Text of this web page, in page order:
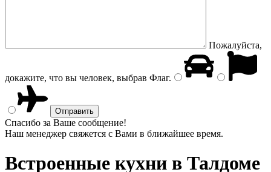
Пожалуйста,
докажите, что вы человек, выбрав Флаг.
Спасибо за Ваше сообщение!
Наш менеджер свяжется с Вами в ближайшее время.
Встроенные кухни в Талдоме